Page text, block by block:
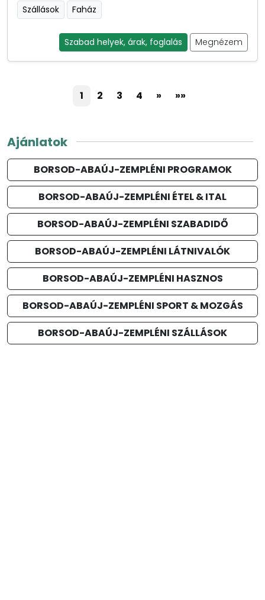
Szállások Faház
Szabad helyek, árak, foglalás Megnézem
1 2 3 4 » »»
Ajánlatok
BORSOD-ABAÚJ-ZEMPLÉNI PROGRAMOK
BORSOD-ABAÚJ-ZEMPLÉNI ÉTEL & ITAL
BORSOD-ABAÚJ-ZEMPLÉNI SZABADIDŐ
BORSOD-ABAÚJ-ZEMPLÉNI LÁTNIVALÓK
BORSOD-ABAÚJ-ZEMPLÉNI HASZNOS
BORSOD-ABAÚJ-ZEMPLÉNI SPORT & MOZGÁS
BORSOD-ABAÚJ-ZEMPLÉNI SZÁLLÁSOK